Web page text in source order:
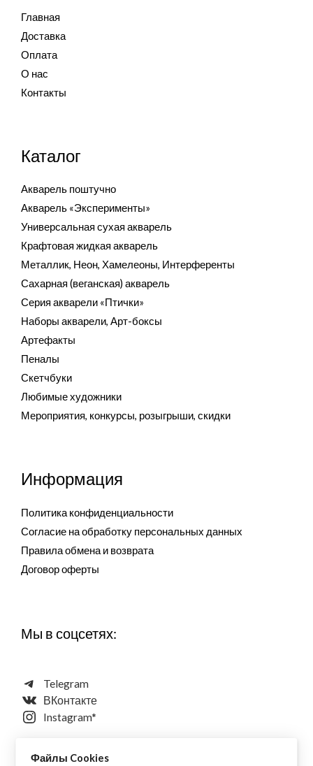
Главная
Доставка
Оплата
О нас
Контакты
Каталог
Акварель поштучно
Акварель «Эксперименты»
Универсальная сухая акварель
Крафтовая жидкая акварель
Металлик, Неон, Хамелеоны, Интерференты
Сахарная (веганская) акварель
Серия акварели «Птички»
Наборы акварели, Арт-боксы
Артефакты
Пеналы
Скетчбуки
Любимые художники
Мероприятия, конкурсы, розыгрыши, скидки
Информация
Политика конфиденциальности
Согласие на обработку персональных данных
Правила обмена и возврата
Договор оферты
Мы в соцсетях:
Telegram
ВКонтакте
Instagram*
Файлы Cookies